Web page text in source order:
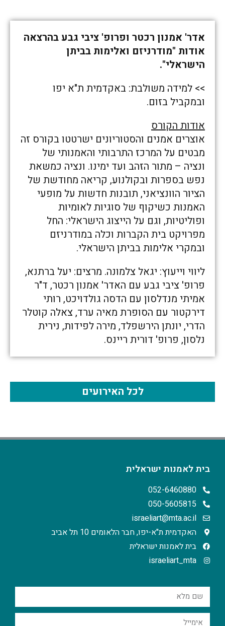
אדר' אמנון רכטר ופרופ' ציבי גבע בהרצאה
אודות "מודרניזם ואלימות בביתן
הישראלי".
>> למידה משולבת: באקדמית ת"א יפו
ובמקביל בזום.
אודות הקורס
אוצרים אמנים והסטוריונים ישרטטו בקורס זה
מבטים על המרכז התרבותי והאמנותי של
ונציה – מתור הזהב ועד ימינו. ונציה כמשאת
נפש בספרות ובקולנוע, קריאה מחודשת של
הציור הוונציאני, תובנות חדשות על מופעי
האמנות כשיקוף של סוגיות לאומיות
ופוליטיות, וגם על הייצוג הישראלי: החל
מפרויקט בית הקברות וכלה במודרניזם
ובמקרי אלימות בביתן הישראלי.
ליווי וייעוץ: יגאל צלמונה. מרצים: יעל ברתנא,
פרופ' ציבי גבע עם האדר' אמנון רכטר, ד"ר
אמיתי מנדלסון עם הדסה גולדויכט, רותי
דירקטור עם הסופרת מאיה ערד, צאלה קוטלר
הדרי, יונתן הירשפלד, מירה לפידות, נירית
נלסון, פרופ' דורית ריינס.
לכל האירועים
בית לאמנות ישראלית
052-6460880
050-5605815
israeliart@mta.ac.il
האקדמית ת"א-יפו, חבר הלאומים 10 תל אביב
בית לאמנות ישראלית
israeliart_mta